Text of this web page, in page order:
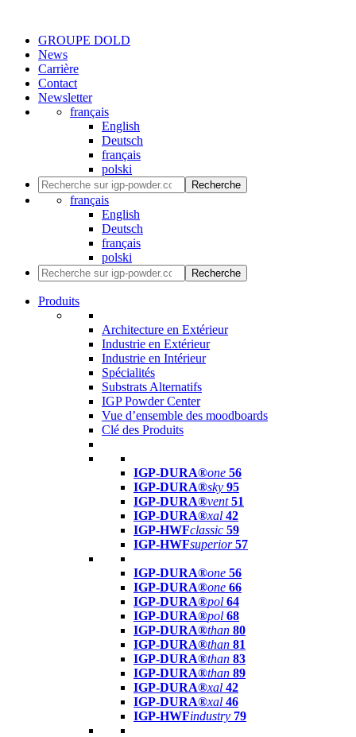
GROUPE DOLD
News
Carrière
Contact
Newsletter
français
English
Deutsch
français
polski
Recherche
français
English
Deutsch
français
polski
Recherche
Produits
Architecture en Extérieur
Industrie en Extérieur
Industrie en Intérieur
Spécialités
Substrats Alternatifs
IGP Powder Center
Vue d’ensemble des moodboards
Clé des Produits
IGP-DURA®one 56
IGP-DURA®sky 95
IGP-DURA®vent 51
IGP-DURA®xal 42
IGP-HWFclassic 59
IGP-HWFsuperior 57
IGP-DURA®one 56
IGP-DURA®one 66
IGP-DURA®pol 64
IGP-DURA®pol 68
IGP-DURA®than 80
IGP-DURA®than 81
IGP-DURA®than 83
IGP-DURA®than 89
IGP-DURA®xal 42
IGP-DURA®xal 46
IGP-HWFindustry 79